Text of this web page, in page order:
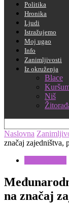
Politika
Hronika
Ljudi
Istražujemo
Moj ugao
Info
Zanimljivosti
Iz okruženja
Blace
Niš
Naslovna
značaj zajedništva,
na značaj